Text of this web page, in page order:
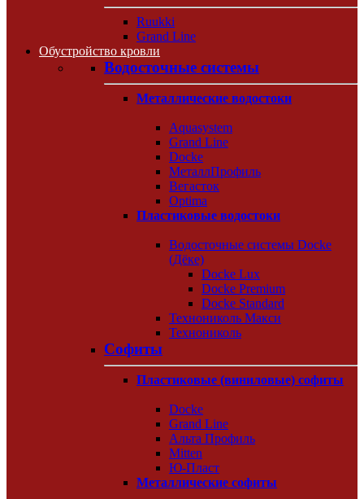
Ruukki
Grand Line
Обустройство кровли
Водосточные системы
Металлические водостоки
Aquasystem
Grand Line
Docke
МеталлПрофиль
Вегасток
Optima
Пластиковые водостоки
Водосточные системы Docke
(Дёке)
Docke Lux
Docke Premium
Docke Standard
Технониколь Макси
Технониколь
Софиты
Пластиковые (виниловые) софиты
Docke
Grand Line
Альта Профиль
Mitten
Ю-Пласт
Металлические софиты